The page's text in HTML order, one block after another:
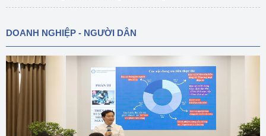
DOANH NGHIỆP - NGƯỜI DÂN